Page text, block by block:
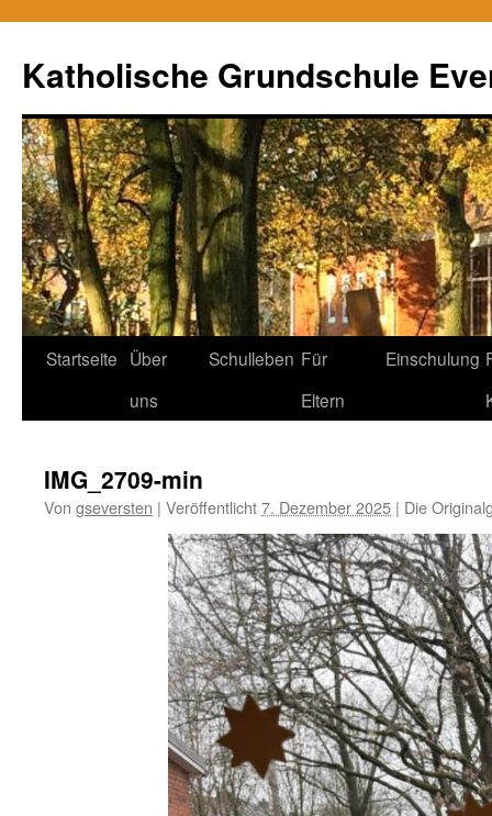
springen
Katholische Grundschule
Startseite Über
uns
Schulleben Für
Eltern
Einschulung
IMG_2709-min
Von gseversten | Veröffentlicht7. Dezember 2025 | Die